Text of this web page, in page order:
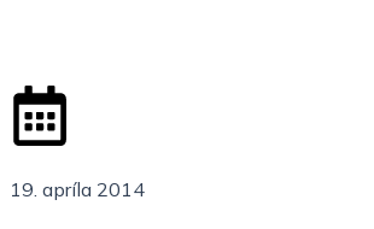
19. apríla 2014